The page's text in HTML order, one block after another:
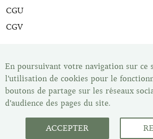
CGU
CGV
livrés avec leur certificat d'expertise.
acheté vous disposez du délai de
jours pour changer d'avis. Vous pouvez
articles dans notre show-room,
rendez-vous.
Service client : du
En poursuivant votre navigation sur ce
l'utilisation de cookies pour le
boutons de partage sur les réseaux
d'audience des pages du site.
ACCEPTER